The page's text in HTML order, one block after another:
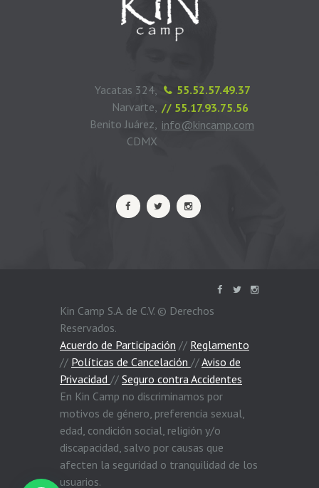
55.52.57.49.37
// 55.17.93.75.56
info@kincamp.com
Yacatas 324,
Narvarte,
Benito Juárez,
CDMX
Kin Camp S.A. de C.V. © Derechos
Reservados.
Acuerdo de Participación // Reglamento
// Políticas de Cancelación //Aviso de
Privacidad // Seguro contra Accidentes
En Kin Camp no discriminamos por
motivos de género, preferencia sexual,
edad, condición social, religión y/o
discapacidad, salvo por causas que
afecten la seguridad o tranquilidad de los
usuarios.